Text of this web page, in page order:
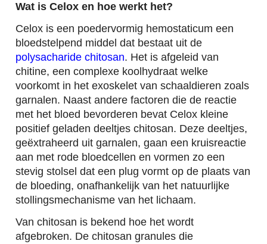
Wat is Celox en hoe werkt het?
Celox is een poedervormig hemostaticum een
bloedstelpend middel dat bestaat uit de
polysacharide chitosan. Het is afgeleid van
chitine, een complexe koolhydraat welke
voorkomt in het exoskelet van schaaldieren zoals
garnalen. Naast andere factoren die de reactie
met het bloed bevorderen bevat Celox kleine
positief geladen deeltjes chitosan. Deze deeltjes,
geëxtraheerd uit garnalen, gaan een kruisreactie
aan met rode bloedcellen en vormen zo een
stevig stolsel dat een plug vormt op de plaats van
de bloeding, onafhankelijk van het natuurlijke
stollingsmechanisme van het lichaam.
Van chitosan is bekend hoe het wordt
afgebroken. De chitosan granules die